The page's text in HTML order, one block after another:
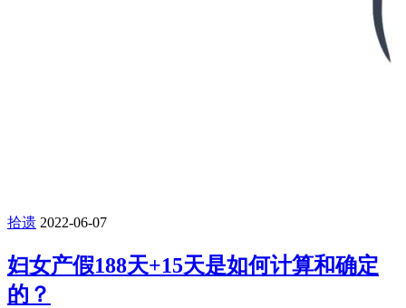
拾遗 2022-06-07
妇女产假188天+15天是如何计算和确定
的？